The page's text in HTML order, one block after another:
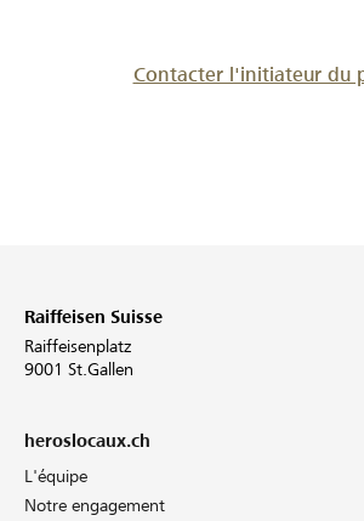
Contacter l'initiateur du
Raiffeisen Suisse
Raiffeisenplatz
9001 St.Gallen
heroslocaux.ch
L'équipe
Notre engagement